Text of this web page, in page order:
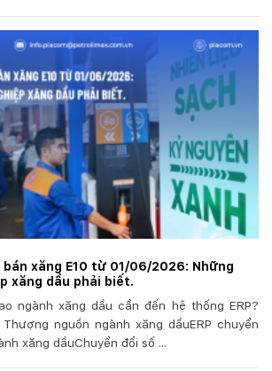
xăng E10 từ 01/06/2026: Những
xăng dầu phải biết.
ngành xăng dầu cần đến hệ thống ERP?
nguồn ngành xăng dầuERP chuyển
xăng dầuChuyển đổi số ...